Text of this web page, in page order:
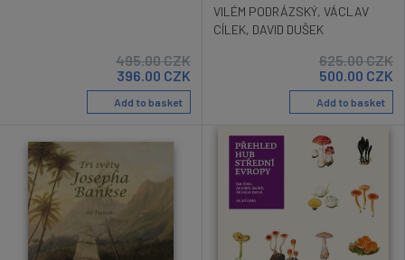
495.00CZK
396.00 CZK
Add to basket
VILÉM PODRÁZSKÝ, VÁCLAV
CÍLEK, DAVID DUŠEK
625.00CZK
500.00 CZK
Add to basket